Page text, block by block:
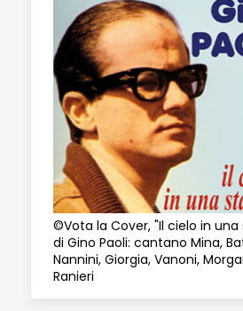
©Vota la Cover, "Il cielo in una
di Gino Paoli: cantano Mina,
Nannini, Giorgia, Vanoni,
Ranieri